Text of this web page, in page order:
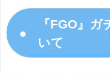
●
『FGO』
いて